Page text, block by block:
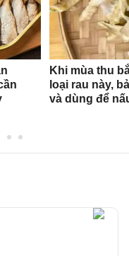
Khi mùa thu
loại rau này,
và dùng để